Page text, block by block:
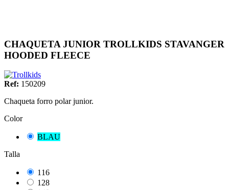
CHAQUETA JUNIOR TROLLKIDS STAVANGER
HOODED FLEECE
Ref: 150209
Chaqueta forro polar junior.
Color
BLAU
Talla
116
128